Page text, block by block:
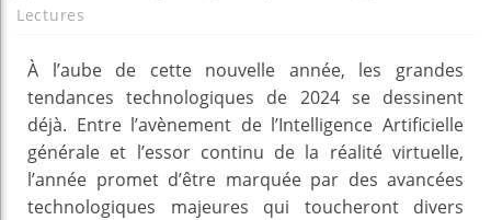
Lectures
À l’aube de cette nouvelle année, les grandes
tendances technologiques de 2024 se dessinent
déjà. Entre l’avènement de l’Intelligence Artificielle
générale et l’essor continu de la réalité virtuelle,
l’année promet d’être marquée par des avancées
technologiques majeures qui toucheront divers